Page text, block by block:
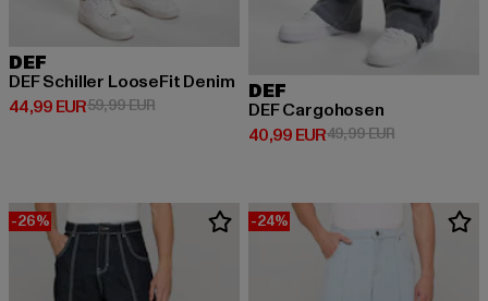
DEF
DEF Schiller LooseFit Denim
44,99 EUR
Derzeitiger Preis: 44,99 EUR
59,99 EURAktionspreis: 59,99 EUR
DEF
DEF Cargohosen
40,99 EUR
Derzeitiger Preis: 40,99 EUR
49,99 EURAktionspreis:
-26% -24%